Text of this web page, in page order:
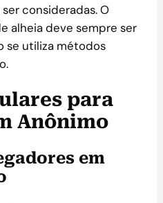
consideradas. O
alheia deve sempre ser
se utiliza métodos
para
Anônimo
em